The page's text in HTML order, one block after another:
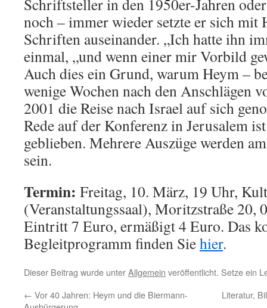
Schriftsteller in den 1950er-Jahren
noch – immer wieder setzte er sich mit
Schriften auseinander. „Ich hatte ihn
einmal, „und wenn einer mir Vorbild
Auch dies ein Grund, warum Heym –
wenige Wochen nach den Anschlägen
2001 die Reise nach Israel auf sich
Rede auf der Konferenz in Jerusalem
geblieben. Mehrere Auszüge werden
sein.
Termin: Freitag, 10. März, 19 Uhr,
(Veranstaltungssaal), Moritzstraße 20,
Eintritt 7 Euro, ermäßigt 4 Euro. Das
Begleitprogramm finden Siehier.
Dieser Beitrag wurde unterAllgemein veröffentlicht. Setze ein
← Vor 40 Jahren: Heym und die Biermann-
Literatur,